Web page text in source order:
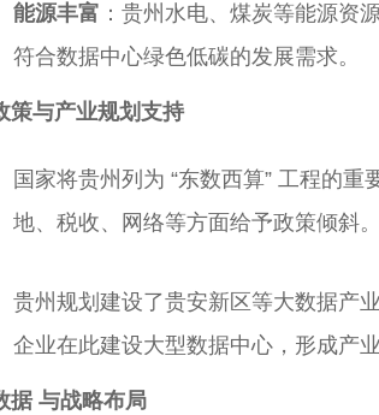
能源丰富 ：贵州水电、煤炭等能源资
符合数据中心绿色低碳的发展需求。
策与产业规划支持
国家将贵州列为 “东数西算” 工程的
地、税收、网络等方面给予政策倾斜。
贵州规划建设了贵安新区等大数据产
企业在此建设大型数据中心，形成产业
据 与战略布局